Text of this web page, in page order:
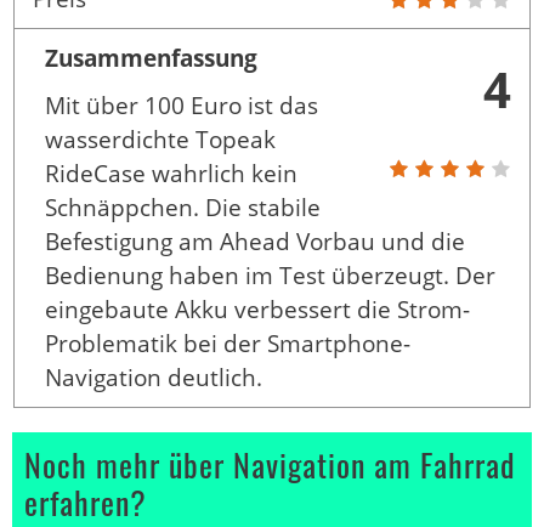
4
Zusammenfassung
Mit über 100 Euro ist das
wasserdichte Topeak
RideCase wahrlich kein
Schnäppchen. Die stabile
Befestigung am Ahead Vorbau und die
Bedienung haben im Test überzeugt. Der
eingebaute Akku verbessert die Strom-
Problematik bei der Smartphone-
Navigation deutlich.
Noch mehr über Navigation am Fahrrad
erfahren?